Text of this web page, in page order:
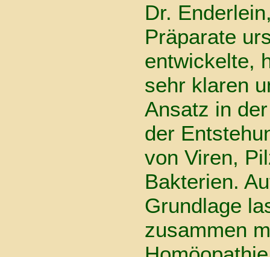
Dr.
Präparate
entwickelte,
sehr klaren
Ansatz in
der
von Viren,
Bakterien.
Grundlage
zusammen